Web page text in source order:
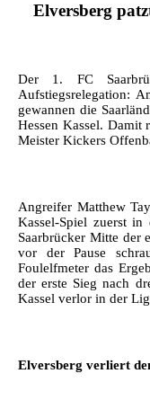
Elversberg
Der 1. FC
Aufstiegsrelegation:
gewannen die
Hessen Kassel. Damit
Meister Kickers
Angreifer Matthew
Kassel-Spiel zuerst in
Saarbrücker Mitte der
vor der Pause
Foulelfmeter das
der erste Sieg nach
Kassel verlor in der
Elversberg verliert